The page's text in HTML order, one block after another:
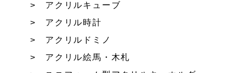
アクリルキューブ
アクリル時計
アクリルドミノ
アクリル絵馬・木札